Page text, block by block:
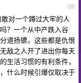
85
对一个蹲过大牢的人
？一个从中产跌入谷
道扬镳，这些都是仇恨
敌之人开了进出你每天
生活习惯的有利条件，
什么时候引爆仅取决于